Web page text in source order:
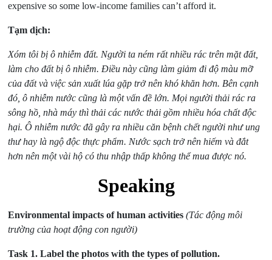
expensive so some low-income families can’t afford it.
Tạm dịch:
Xóm tôi bị ô nhiễm đất. Người ta ném rất nhiều rác trên mặt đất,
làm cho đất bị ô nhiễm. Điều này cũng làm giảm đi độ màu mỡ
của đất và việc sản xuất lúa gặp trở nên khó khăn hơn. Bên cạnh
đó, ô nhiễm nước cũng là một vấn đề lớn. Mọi người thải rác ra
sông hồ, nhà máy thì thải các nước thải gồm nhiều hóa chất độc
hại. Ô nhiễm nước đã gây ra nhiều căn bệnh chết người như ung
thư hay là ngộ độc thực phẩm. Nước sạch trở nên hiếm và đắt
hơn nên một vài hộ có thu nhập thấp không thể mua được nó.
Speaking
Environmental impacts of human activities(Tác động môi
trường của hoạt động con người)
Task 1. Label the photos with the types of pollution.